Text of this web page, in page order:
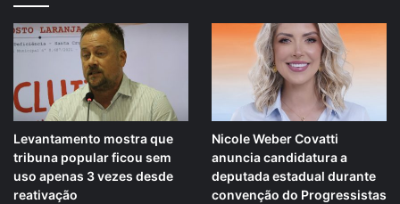
Levantamento mostra que
tribuna popular ficou sem
uso apenas 3 vezes desde
reativação
Nicole Weber Covatti
anuncia candidatura a
deputada estadual durante
convenção do Progressistas